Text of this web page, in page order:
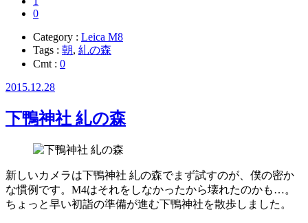
0
Category : Leica M8
Tags : 朝, 糺の森
Cmt : 0
2015.12.28
下鴨神社 糺の森
新しいカメラは下鴨神社 糺の森でまず試すのが、僕の密か
な慣例です。M4はそれをしなかったから壊れたのかも…。
ちょっと早い初詣の準備が進む下鴨神社を散歩しました。